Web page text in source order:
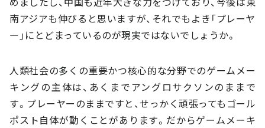
南アジアも伸びると思いますが、それでもよき「プレーヤ
ー」にとどまっているのが現実ではないでしょうか。
人類社会の多くの重要かつ核心的な分野でのゲームメー
キングの主体は、あくまでアングロサクソンのままで
す。プレーヤーのままですと、せっかく頑張ってもゴール
ポスト自体が動くことがあります。だからゲームメーキ